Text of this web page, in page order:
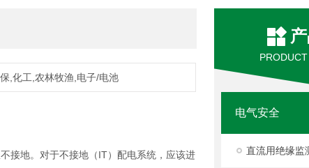
电气安全
直流用绝缘监
,化工,农林牧渔,电子/电池
接地。对于不接地（IT）配电系统，应该进